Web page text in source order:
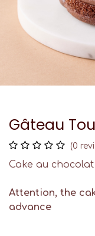
Gâteau
(0
Cake au
Attention, the
advance